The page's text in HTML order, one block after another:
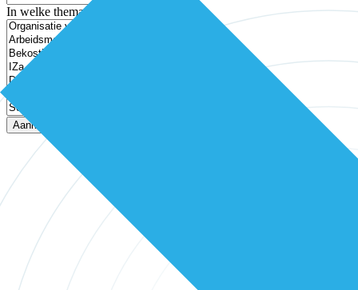
In welke thema’s ben je geïnteresseerd?
Aanmelden